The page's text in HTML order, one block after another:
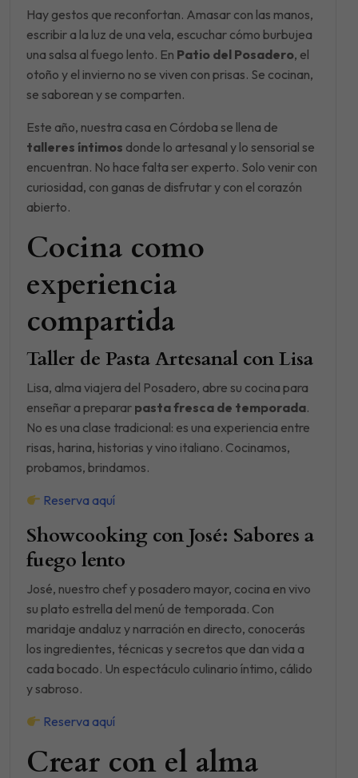
Hay gestos que reconfortan. Amasar con las manos,
escribir a la luz de una vela, escuchar cómo burbujea
una salsa al fuego lento. En Patio del Posadero, el
otoño y el invierno no se viven con prisas. Se cocinan,
se saborean y se comparten.
Este año, nuestra casa en Córdoba se llena de
talleres íntimos donde lo artesanal y lo sensorial se
encuentran. No hace falta ser experto. Solo venir con
curiosidad, con ganas de disfrutar y con el corazón
abierto.
Cocina como
experiencia
compartida
Taller de Pasta Artesanal con Lisa
Lisa, alma viajera del Posadero, abre su cocina para
enseñar a preparar pasta fresca de temporada.
No es una clase tradicional: es una experiencia entre
risas, harina, historias y vino italiano. Cocinamos,
probamos, brindamos.
Reserva aquí
Showcooking con José: Sabores a
fuego lento
José, nuestro chef y posadero mayor, cocina en vivo
su plato estrella del menú de temporada. Con
maridaje andaluz y narración en directo, conocerás
los ingredientes, técnicas y secretos que dan vida a
cada bocado. Un espectáculo culinario íntimo, cálido
y sabroso.
Reserva aquí
Crear con el alma